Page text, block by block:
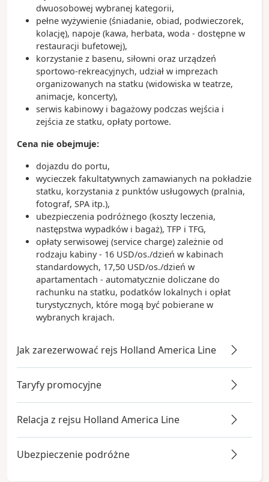
dwuosobowej wybranej kategorii,
pełne wyżywienie (śniadanie, obiad, podwieczorek,
kolację), napoje (kawa, herbata, woda - dostępne w
restauracji bufetowej),
korzystanie z basenu, siłowni oraz urządzeń
sportowo-rekreacyjnych, udział w imprezach
organizowanych na statku (widowiska w teatrze,
animacje, koncerty),
serwis kabinowy i bagażowy podczas wejścia i
zejścia ze statku, opłaty portowe.
Cena nie obejmuje:
dojazdu do portu,
wycieczek fakultatywnych zamawianych na pokładzie
statku, korzystania z punktów usługowych (pralnia,
fotograf, SPA itp.),
ubezpieczenia podróżnego (koszty leczenia,
następstwa wypadków i bagaż), TFP i TFG,
opłaty serwisowej (service charge) zależnie od
rodzaju kabiny - 16 USD/os./dzień w kabinach
standardowych, 17,50 USD/os./dzień w
apartamentach - automatycznie doliczane do
rachunku na statku, podatków lokalnych i opłat
turystycznych, które mogą być pobierane w
wybranych krajach.
Jak zarezerwować rejs Holland America Line
Taryfy promocyjne
Relacja z rejsu Holland America Line
Ubezpieczenie podróżne